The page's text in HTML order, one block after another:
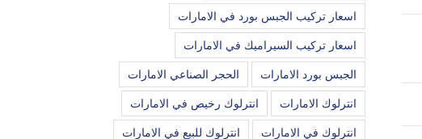
اسعار تركيب الجبس بورد في الامارات
اسعار تركيب السيراميك في الامارات
الجبس بورد الامارات الحجر الصناعي الامارات
انترلوك الامارات انترلوك رخيص في الامارات
انترلوك في الامارات انترلوك للبيع في الامارات